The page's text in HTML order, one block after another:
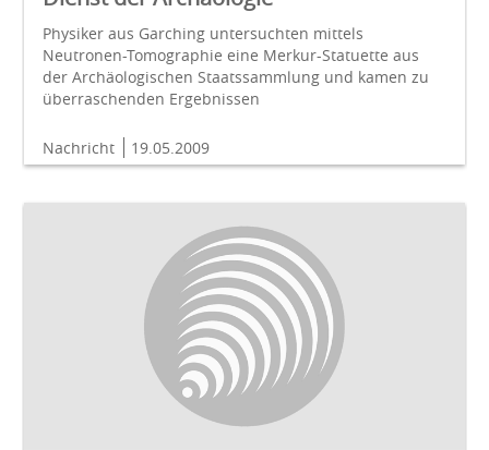
Physiker aus Garching untersuchten mittels
Neutronen-Tomographie eine Merkur-Statuette aus
der Archäologischen Staatssammlung und kamen zu
überraschenden Ergebnissen
Nachricht 19.05.2009